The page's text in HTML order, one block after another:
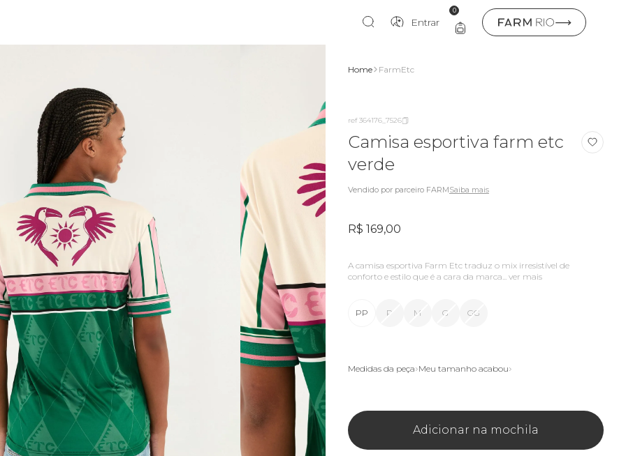
Entrar
0
Home FarmEtc
ref 364176_7526
Camisa esportiva farm etc
verde
Vendido por parceiro FARMSaiba mais
R$ 169,00
a camisa esportiva Farm Etc traduz o mix irresistível de
conforto e estilo que é a cara da marca... ver mais
PP P M G GG
Medidas da peça Meu tamanho acabou
Adicionar na mochila